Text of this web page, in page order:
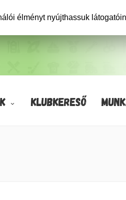
KLUBKERESŐ
élményt nyújthassuk